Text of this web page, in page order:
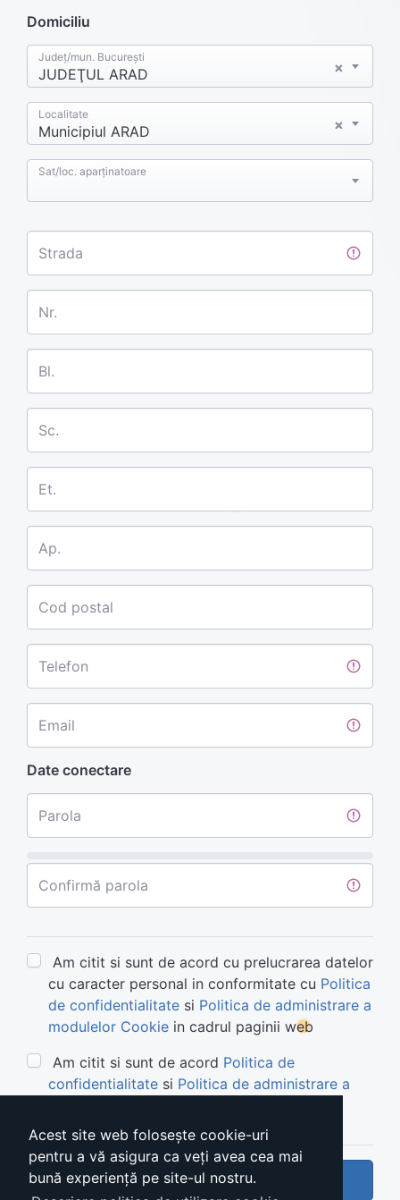
Acest site web folosește cookie-uri
pentru a vă asigura ca veți avea cea mai
bună experiență pe site-ul nostru.
Domiciliu
×
JUDEŢUL ARAD
Județ/mun. București
×
Municipiul ARAD
Localitate
Sat/loc. aparținatoare
Strada
Nr.
Bl.
Sc.
Et.
Ap.
Cod postal
Telefon
Email
Date conectare
Parola
Confirmă parola
Am citit si sunt de acord cu prelucrarea datelor
cu caracter personal in conformitate cu Politica
de confidentialitate si Politica de administrare a
modulelor Cookie in cadrul paginii web
Am citit si sunt de acord Politica de
confidentialitate si Politica de administrare a
Trimite cerere cont nou